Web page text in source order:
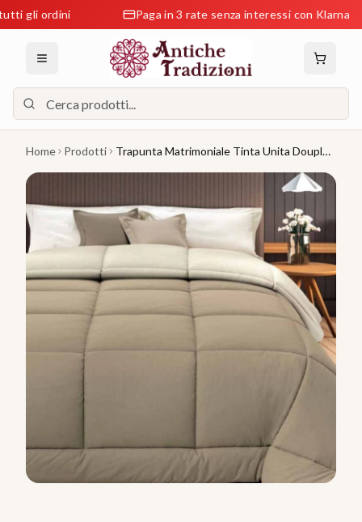
ordini Paga in 3 rate senza interessi con Klarna
Home Prodotti
Trapunta Matrimoniale Tinta Unita Douple